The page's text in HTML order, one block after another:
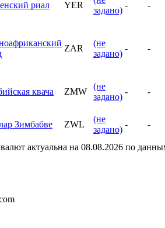
риал YER
задано)
- -
ZAR
(не
задано)
- -
квача ZMW
(не
задано)
- -
Зимбабве ZWL
(не
задано)
- -
актуальна на 08.08.2026 по